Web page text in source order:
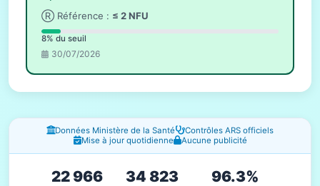
Ⓡ Référence : ≤ 2 NFU
8% du seuil
30/07/2026
Fenêtres d'information
Données Ministère de la Santé
Contrôles ARS officiels
Mise à jour quotidienne
Aucune publicité
22 966 34 823 96.3%